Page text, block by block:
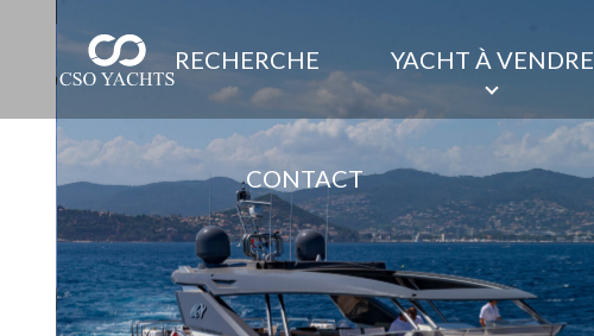
RECHERCHE YACHT À VENDRE
CONTACT